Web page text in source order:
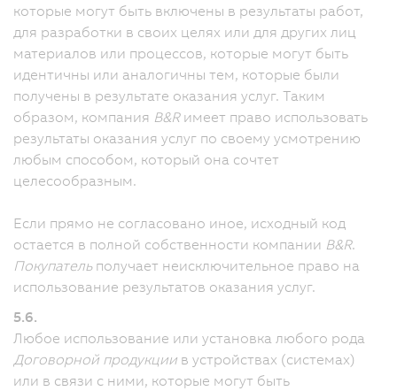
которые могут быть включены в результаты работ,
для разработки в своих целях или для других лиц
материалов или процессов, которые могут быть
идентичны или аналогичны тем, которые были
получены в результате оказания услуг. Таким
образом, компания B&Rимеет право использовать
результаты оказания услуг по своему усмотрению
любым способом, который она сочтет
целесообразным.
Если прямо не согласовано иное, исходный код
остается в полной собственности компании B&R.
Покупательполучает неисключительное право на
использование результатов оказания услуг.
5.6.
Любое использование или установка любого рода
Договорной продукции в устройствах (системах)
или в связи с ними, которые могут быть